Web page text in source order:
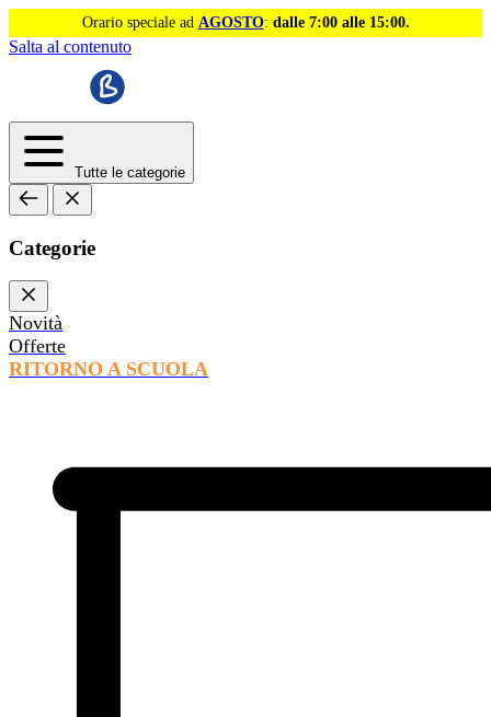
Orario speciale ad AGOSTO: dalle 7:00 alle 15:00.
Salta al contenuto
Tutte le categorie
Categorie
Novità
Offerte
RITORNO A SCUOLA